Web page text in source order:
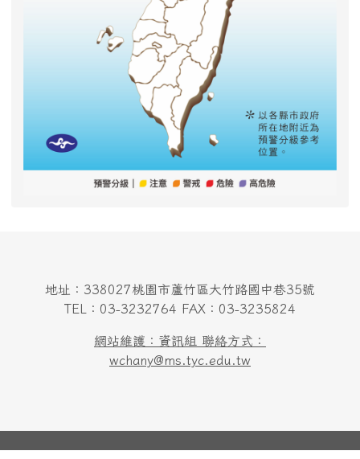
地址：338027桃園市蘆竹區大竹路國中巷35號
TEL：03-3232764 FAX：03-3235824
網站維護：資訊組 聯絡方式：
wchany@ms.tyc.edu.tw